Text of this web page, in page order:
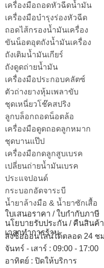
เครื่องมือถอดหัวฉีดน้ำมัน
เครื่องมือบำรุงร่องหัวฉีด
ถอดไส้กรองน้ำมันเครื่อง
ขันน็อตอุตถังน้ำมันเครื่อง
ถังเติมน้ำมันเกียร์
ถังดูดถ่ายน้ำมัน
เครื่องมือประกอบคลัตซ์
ตัวถ่างยางหุ้มเพลาขับ
ชุดเหนี่ยวโช๊คสปริง
ลูกบล็อกถอดน็อตล้อ
เครื่องมือดูดถอดลูกหมาก
ชุดบานแป๊ป
เครื่องมือกดลูกสูบเบรค
เปลี่ยนถ่ายน้ำมันเบรค
ประแจปอนด์
กระบอกอัดจาระบี
น้ำยาล้างมือ & น้ำยาซักเสื้อ
ใบเสนอราคา / ใบกำกับภาษี
นโยบายรับประกัน / คืนสินค้า
เวลาทำการร้าน
สั่งซื้อออนไลน์ได้ตลอด 24 ช
จันทร์ - เสาร์ : 09:00 - 17:00
อาทิตย์ : ปิดให้บริการ